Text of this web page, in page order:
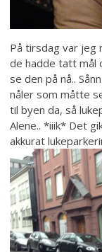
På tirsdag var jeg
de hadde tatt mål
se den på nå..
nåler som måtte
til byen da, så
Alene.. *iiik* Det
akkurat